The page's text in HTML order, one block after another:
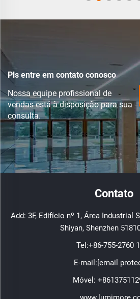
Pls entre em contato conosco
Nossa equipe profissional de
vendas está à disposição para sua
consulta.
Contato
Add: 3F, Edifício nº 1, Área Industrial
Shiyan, Shenzhen
Tel:+86-755-2760
E-mail:[email
Móvel: